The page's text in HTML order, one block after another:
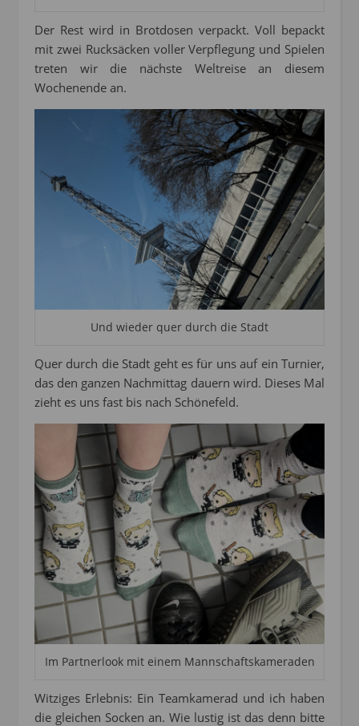
Der Rest wird in Brotdosen verpackt. Voll bepackt
mit zwei Rucksäcken voller Verpflegung und Spielen
treten wir die nächste Weltreise an diesem
Wochenende an.
Und wieder quer durch die Stadt
Quer durch die Stadt geht es für uns auf ein Turnier,
das den ganzen Nachmittag dauern wird. Dieses Mal
zieht es uns fast bis nach Schönefeld.
Im Partnerlook mit einem Mannschaftskameraden
Witziges Erlebnis: Ein Teamkamerad und ich haben
die gleichen Socken an. Wie lustig ist das denn bitte